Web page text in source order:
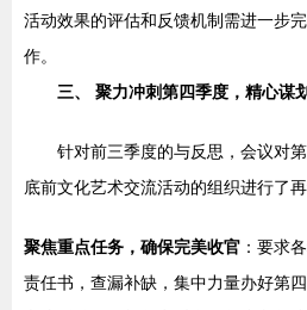
活动效果的评估和反馈机制需进一步
作。
三、 聚力冲刺第四季度，精心谋
针对前三季度的与反思，会议对
底前文化艺术交流活动的组织进行了
聚焦重点任务，确保完美收官 ：要求
责任书，查漏补缺，集中力量办好第